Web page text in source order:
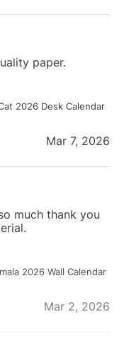
paper.
2026 Desk Calendar
Mar 7, 2026
much thank you
2026 Wall Calendar
Mar 2, 2026